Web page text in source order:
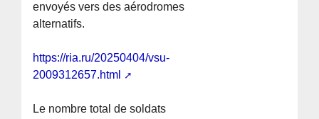
envoyés vers des aérodromes
alternatifs.
https://ria.ru/20250404/vsu-
2009312657.html
Le nombre total de soldats